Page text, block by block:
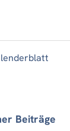
Beiträge